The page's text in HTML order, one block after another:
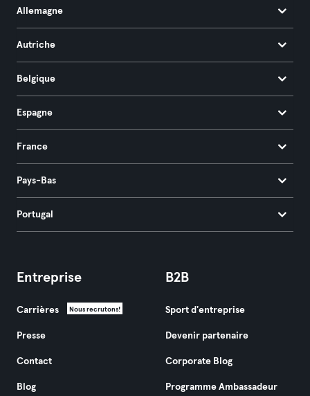
Allemagne
Autriche
Belgique
Espagne
France
Pays-Bas
Portugal
Entreprise
Carrières Nous recrutons!
Presse
Contact
Blog
B2B
Sport d'entreprise
Devenir partenaire
Corporate Blog
Programme Ambassadeur